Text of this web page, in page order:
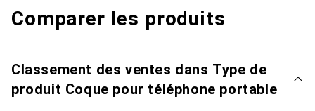
Comparer les produits
Classement des ventes dans Type de
produit Coque pour téléphone portable